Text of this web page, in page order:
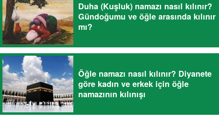
Duha (Kuşluk) namazı nasıl kılınır?
Gündoğumu ve öğle arasında kılınır
mı?
Öğle namazı nasıl kılınır? Diyanete
göre kadın ve erkek için öğle
namazının kılınışı